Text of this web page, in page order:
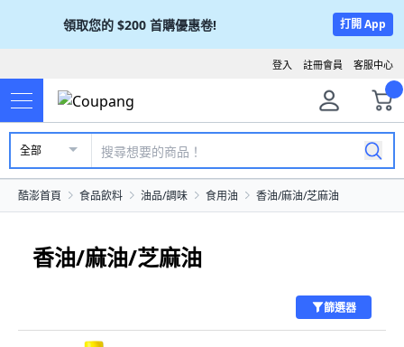
領取您的 $200 首購優惠卷! 打開 App
客服中心
註冊會員
登入
全部
酷澎首頁 食品飲料 油品/調味 食用油 香油/麻油/芝麻油
香油/麻油/芝麻油
篩選器